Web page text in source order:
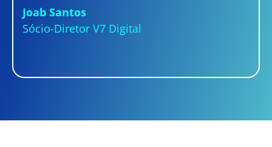
Joab Santos
Sócio-Diretor V7 Digital